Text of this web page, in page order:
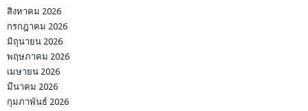
สิงหาคม 2026
กรกฎาคม 2026
มิถุนายน 2026
พฤษภาคม 2026
เมษายน 2026
มีนาคม 2026
กุมภาพันธ์ 2026